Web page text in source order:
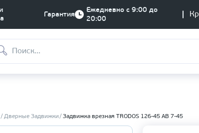
Гарантия
Ежедневно с 9:00 до
20:00
Дверные Задвижки Задвижка врезная TRODOS 126-45 АВ 7-45